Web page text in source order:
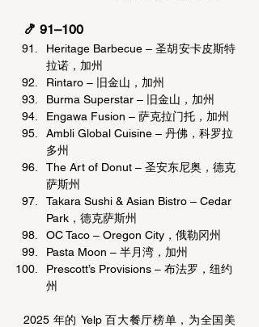
🍤 91–100
Heritage Barbecue – 圣胡安卡皮斯特
拉诺，加州
Rintaro – 旧金山，加州
Burma Superstar – 旧金山，加州
Engawa Fusion – 萨克拉门托，加州
Ambli Global Cuisine – 丹佛，科罗拉
多州
The Art of Donut – 圣安东尼奥，德克
萨斯州
Takara Sushi & Asian Bistro – Cedar
Park，德克萨斯州
OC Taco – Oregon City，俄勒冈州
Pasta Moon – 半月湾，加州
Prescott’s Provisions – 布法罗，纽约
州
2025 年的 Yelp 百大餐厅榜单，为全国美